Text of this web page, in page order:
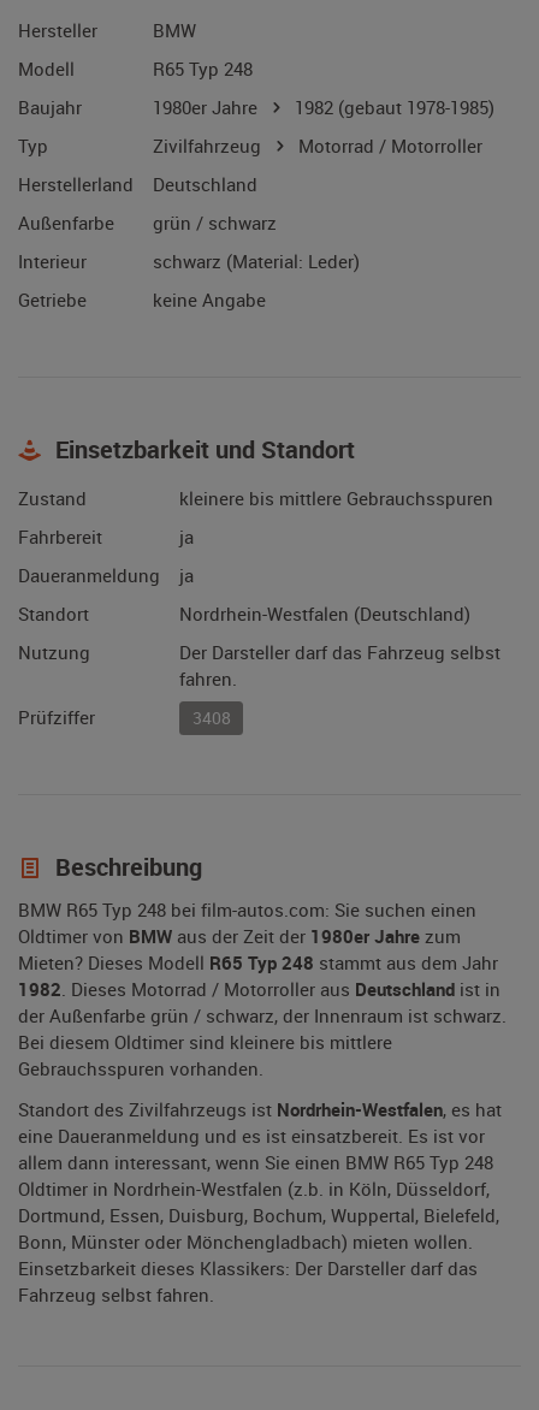
Hersteller
BMW
Modell
R65 Typ 248
Baujahr
1980er Jahre 1982 (gebaut 1978-1985)
Typ
Zivilfahrzeug
Motorrad / Motorroller
Herstellerland
Deutschland
Außenfarbe
grün / schwarz
Interieur
schwarz (Material: Leder)
Getriebe
keine Angabe
Einsetzbarkeit und Standort
Zustand
kleinere bis mittlere Gebrauchsspuren
Fahrbereit
ja
Daueranmeldung
ja
Standort
Nordrhein-Westfalen (Deutschland)
Nutzung
Der Darsteller darf das Fahrzeug selbst
fahren.
Prüfziffer
3408
Beschreibung
BMW R65 Typ 248 bei film-autos.com: Sie suchen einen
Oldtimer von BMW aus der Zeit der 1980er Jahre zum
Mieten? Dieses Modell R65 Typ 248 stammt aus dem Jahr
1982. Dieses Motorrad / Motorroller aus Deutschland ist in
der Außenfarbe grün / schwarz, der Innenraum ist schwarz.
Bei diesem Oldtimer sind kleinere bis mittlere
Gebrauchsspuren vorhanden.
Standort des Zivilfahrzeugs ist Nordrhein-Westfalen, es hat
eine Daueranmeldung und es ist einsatzbereit. Es ist vor
allem dann interessant, wenn Sie einen BMW R65 Typ 248
Oldtimer in Nordrhein-Westfalen (z.b. in Köln, Düsseldorf,
Dortmund, Essen, Duisburg, Bochum, Wuppertal, Bielefeld,
Bonn, Münster oder Mönchengladbach) mieten wollen.
Einsetzbarkeit dieses Klassikers: Der Darsteller darf das
Fahrzeug selbst fahren.